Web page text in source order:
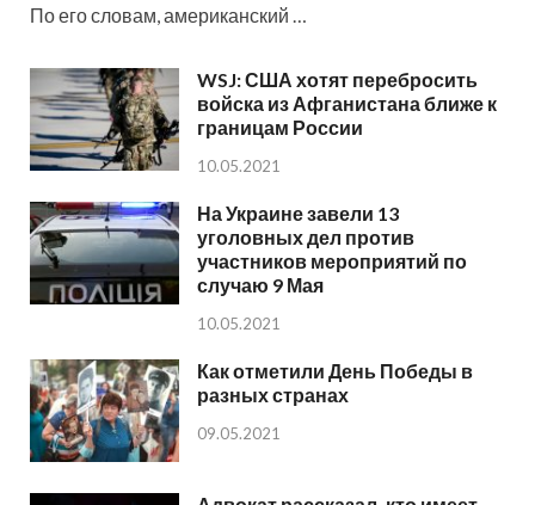
По его словам, американский …
WSJ: США хотят перебросить
войска из Афганистана ближе к
границам России
10.05.2021
На Украине завели 13
уголовных дел против
участников мероприятий по
случаю 9 Мая
10.05.2021
Как отметили День Победы в
разных странах
09.05.2021